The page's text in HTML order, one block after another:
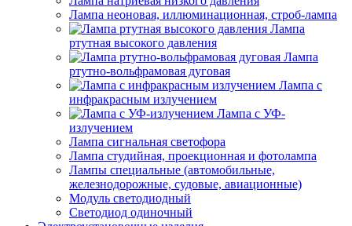
Лампа неоновая, иллюминационная, строб-лампа
Лампа
ртутная высокого давления
Лампа
ртутно-вольфрамовая дуговая
Лампа с
инфракрасным излучением
Лампа с УФ-
излучением
Лампа сигнальная светофора
Лампа студийная, проекционная и фотолампа
Лампы специальные (автомобильные,
железнодорожные, судовые, авиационные)
Модуль светодиодный
Светодиод одиночный